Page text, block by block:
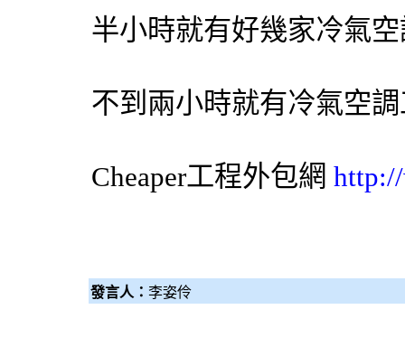
半小時就有好幾家冷氣
不到兩小時就有冷氣空調
Cheaper工程外包網
發言人： 李姿伶